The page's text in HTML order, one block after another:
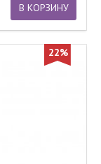
В КОРЗИНУ
22%